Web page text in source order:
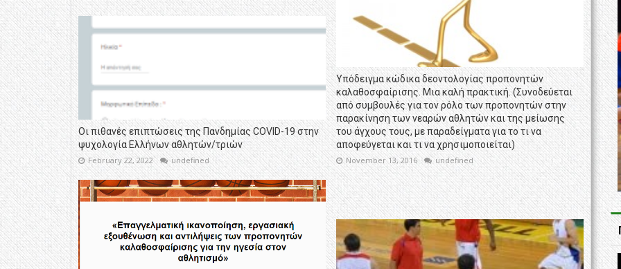
Οι πιθανές επιπτώσεις της Πανδημίας COVID-19 στην
ψυχολογία Ελλήνων αθλητών/τριών
February 22, 2022 undefined
Υπόδειγμα κώδικα δεοντολογίας προπονητών
καλαθοσφαίρισης. Μια καλή πρακτική. (Συνοδεύεται
από συμβουλές για τον ρόλο των προπονητών στην
παρακίνηση των νεαρών αθλητών και της μείωσης
του άγχους τους, με παραδείγματα για το τι να
αποφεύγεται και τι να χρησιμοποιείται)
November 13, 2016 undefined